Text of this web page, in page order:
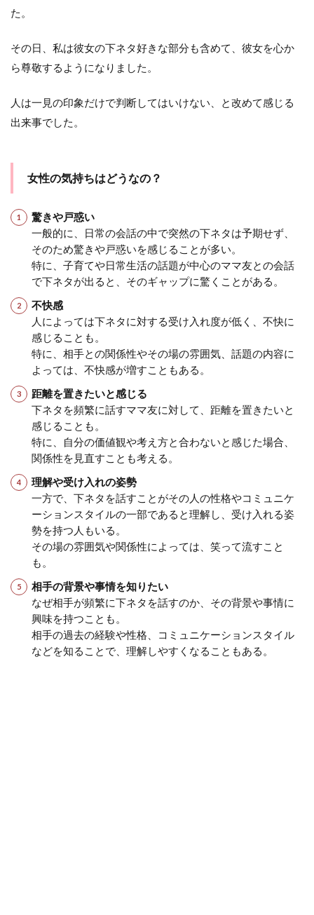
た。
その日、私は彼女の下ネタ好きな部分も含めて、彼女を心か
ら尊敬するようになりました。
人は一見の印象だけで判断してはいけない、と改めて感じる
出来事でした。
女性の気持ちはどうなの？
驚きや戸惑い
一般的に、日常の会話の中で突然の下ネタは予期せず、
そのため驚きや戸惑いを感じることが多い。
特に、子育てや日常生活の話題が中心のママ友との会話
で下ネタが出ると、そのギャップに驚くことがある。
不快感
人によっては下ネタに対する受け入れ度が低く、不快に
感じることも。
特に、相手との関係性やその場の雰囲気、話題の内容に
よっては、不快感が増すこともある。
距離を置きたいと感じる
下ネタを頻繁に話すママ友に対して、距離を置きたいと
感じることも。
特に、自分の価値観や考え方と合わないと感じた場合、
関係性を見直すことも考える。
理解や受け入れの姿勢
一方で、下ネタを話すことがその人の性格やコミュニケ
ーションスタイルの一部であると理解し、受け入れる姿
勢を持つ人もいる。
その場の雰囲気や関係性によっては、笑って流すこと
も。
相手の背景や事情を知りたい
なぜ相手が頻繁に下ネタを話すのか、その背景や事情に
興味を持つことも。
相手の過去の経験や性格、コミュニケーションスタイル
などを知ることで、理解しやすくなることもある。